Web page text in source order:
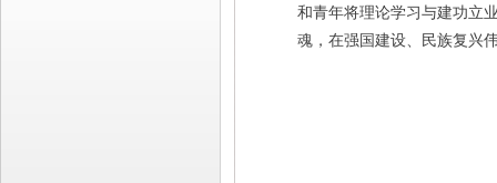
和青年将理论学习与建功立
魂，在强国建设、民族复兴